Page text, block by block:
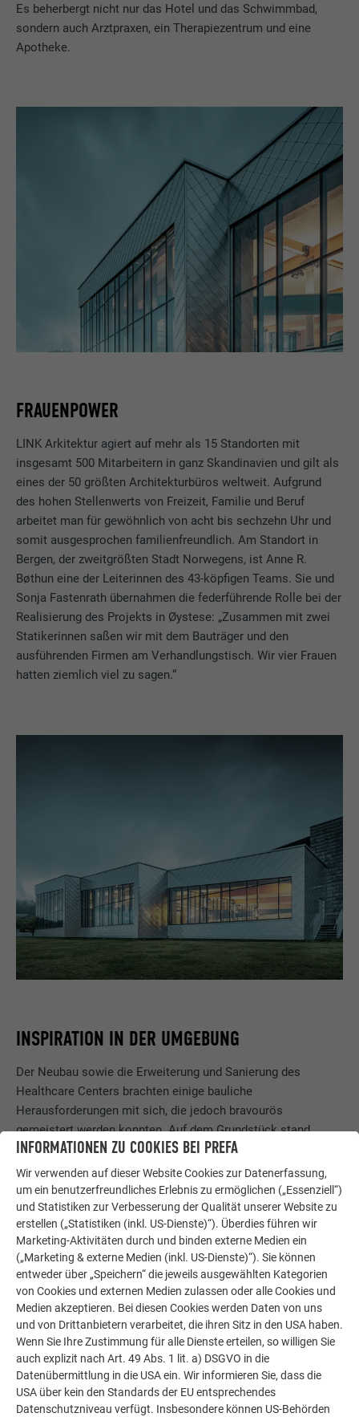
Es beherbergt nicht nur das Hotel und das Schwimmbad,
sondern auch Arztpraxen, ein Therapiezentrum und eine
Apotheke.
FRAUENPOWER
LINK Arkitektur agiert auf mehr als 15 Standorten mit
insgesamt 500 Mitarbeitern in ganz Skandinavien und gilt als
eines der 50 größten Architekturbüros weltweit. Aufgrund
des hohen Stellenwerts von Freizeit, Familie und Beruf
arbeitet man für gewöhnlich von acht bis sechzehn Uhr und
somit ausgesprochen familienfreundlich. Am Standort in
Bergen, der zweitgrößten Stadt Norwegens, ist Anne R.
Bøthun eine der Leiterinnen des 43-köpfigen Teams. Sie und
Sonja Fastenrath übernahmen die federführende Rolle bei der
Realisierung des Projekts in Øystese: „Zusammen mit zwei
Statikerinnen saßen wir mit dem Bauträger und den
ausführenden Firmen am Verhandlungstisch. Wir vier Frauen
hatten ziemlich viel zu sagen.“
INSPIRATION IN DER UMGEBUNG
Der Neubau sowie die Erweiterung und Sanierung des
Healthcare Centers brachten einige bauliche
Herausforderungen mit sich, die jedoch bravourös
gemeistert werden konnten. Auf dem Grundstück stand
bereits ein Hotel in Backstein und dunklem Holz, wovon sich
die architektonische Erweiterung abheben sollte. Sie fügt
sich dennoch in den Bestand ein und bildet so eine räumliche
Einheit. Das Schwimmbad öffnet sich mit seinen großen
Glaselementen zum Fjord und sorgt für einen einzigartigen
Ausblick auf die umliegende Natur. Zudem erwies LINK
Arkitektur durch die Verwendung der Raute 44 × 44 von Prefa
in der Sonderfarbe Naturblank an der uferseitigen Fassade
den Formen der traditionellen Dachdeckung in der Region mit
einer Neuinterpretation ihre Referenz.
INFORMATIONEN ZU COOKIES BEI PREFA
Wir verwenden auf dieser Website Cookies zur Datenerfassung,
um ein benutzerfreundliches Erlebnis zu ermöglichen („Essenziell“)
und Statistiken zur Verbesserung der Qualität unserer Website zu
erstellen („Statistiken (inkl. US-Dienste)“). Überdies führen wir
Marketing-Aktivitäten durch und binden externe Medien ein
(„Marketing & externe Medien (inkl. US-Dienste)“). Sie können
entweder über „Speichern“ die jeweils ausgewählten Kategorien
von Cookies und externen Medien zulassen oder alle Cookies und
Medien akzeptieren. Bei diesen Cookies werden Daten von uns
und von Drittanbietern verarbeitet, die ihren Sitz in den USA haben.
Wenn Sie Ihre Zustimmung für alle Dienste erteilen, so willigen Sie
auch explizit nach Art. 49 Abs. 1 lit. a) DSGVO in die
Datenübermittlung in die USA ein. Wir informieren Sie, dass die
USA über kein den Standards der EU entsprechendes
Datenschutzniveau verfügt. Insbesondere können US-Behörden